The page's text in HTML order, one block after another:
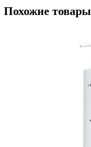
Похожие товары